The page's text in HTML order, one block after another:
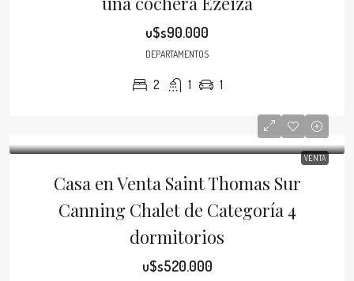
u$s90.000
DEPARTAMENTOS
2 1 1
VENTA
Casa en Venta Saint Thomas Sur
Canning Chalet de Categoría 4
dormitorios
u$s520.000